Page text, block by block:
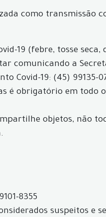
como transmissão
19 (febre, tosse
comunicando a
Covid-19: (45) 99135-
é obrigatório em
objetos, não
8355
suspeitos e